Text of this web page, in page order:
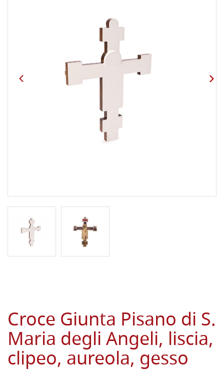
Croce Giunta Pisano di S.
Maria degli Angeli, liscia,
clipeo, aureola, gesso